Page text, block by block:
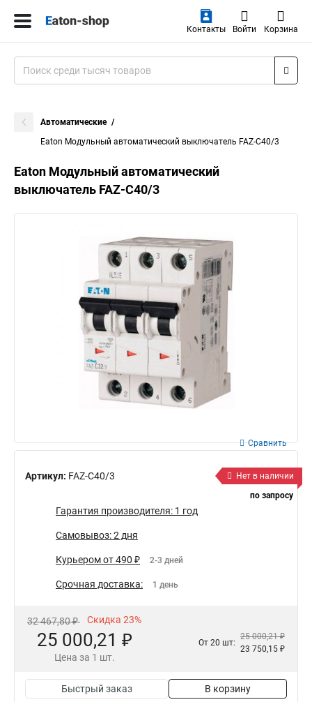
Контакты Войти Корзина
Автоматические
Eaton Модульный автоматический выключатель FAZ-C40/3
Eaton Модульный автоматический
выключатель FAZ-C40/3
Артикул: FAZ-C40/3
Сравнить
Нет в наличии
по запросу
Гарантия производителя: 1 год
Самовывоз: 2 дня
Курьером от 490 ₽ 2-3 дней
Срочная доставка: 1 день
32 467,80 ₽ Скидка 23%
25 000,21 ₽
Цена за 1 шт.
От 20 шт:
25 000,21 ₽
23 750,15 ₽
Быстрый заказ В корзину